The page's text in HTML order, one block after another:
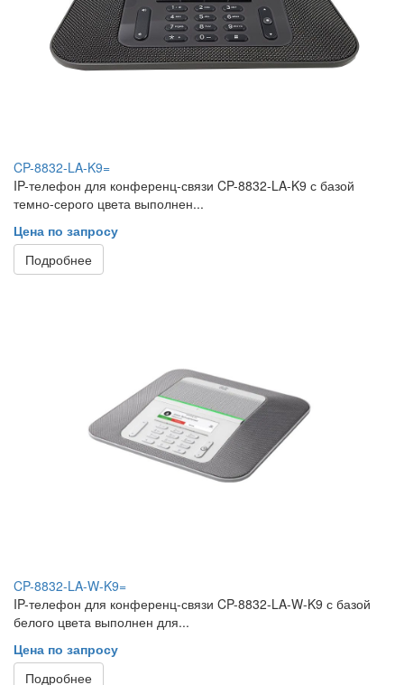
CP-8832-LA-K9=
IP-телефон для конференц-связи CP-8832-LA-K9 с базой
темно-серого цвета выполнен...
Цена по запросу
Подробнее
CP-8832-LA-W-K9=
IP-телефон для конференц-связи CP-8832-LA-W-K9 с базой
белого цвета выполнен для...
Цена по запросу
Подробнее